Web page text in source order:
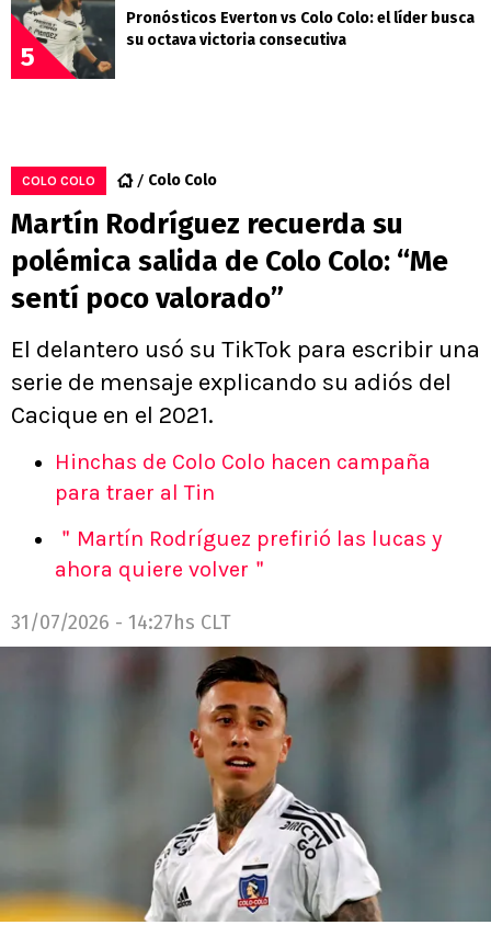
5
Pronósticos Everton vs Colo Colo: el líder busca
su octava victoria consecutiva
COLO COLO Colo Colo
Martín Rodríguez recuerda su
polémica salida de Colo Colo: “Me
sentí poco valorado”
El delantero usó su TikTok para escribir una
serie de mensaje explicando su adiós del
Cacique en el 2021.
Hinchas de Colo Colo hacen campaña
para traer al Tin
＂Martín Rodríguez prefirió las lucas y
ahora quiere volver＂
31/07/2026 - 14:27hs CLT